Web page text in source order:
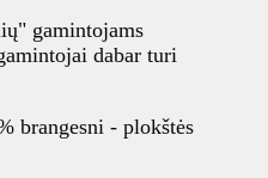
gamintojams
dabar turi
brangesni - plokštės